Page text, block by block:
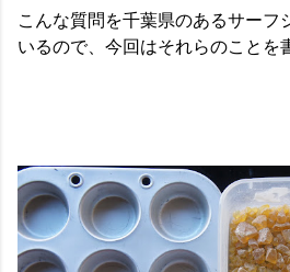
こんな質問を千葉県のあるサーフ
いるので、今回はそれらのことを